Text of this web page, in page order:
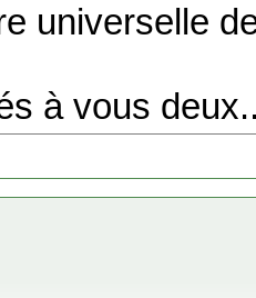
universelle
à vous